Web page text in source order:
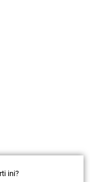
ini?